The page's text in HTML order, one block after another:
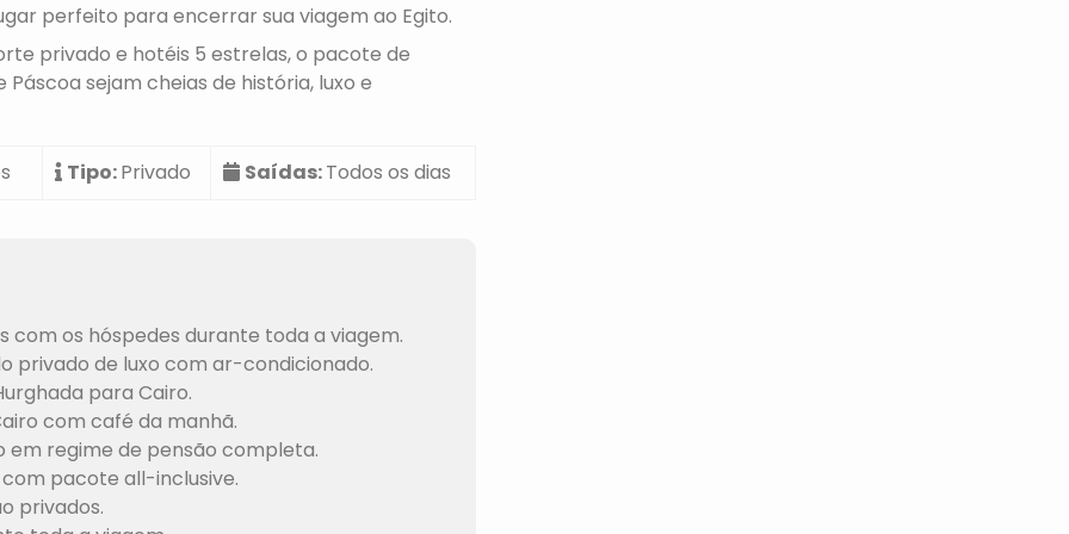
perfeito para encerrar sua viagem ao Egito.
privado e hotéis 5 estrelas, o pacote de
sejam cheias de história, luxo e
Tipo:Privado Saídas:Todos os dias
com os hóspedes durante toda a viagem.
privado de luxo com ar-condicionado.
para Cairo.
com café da manhã.
em regime de pensão completa.
pacote all-inclusive.
privados.